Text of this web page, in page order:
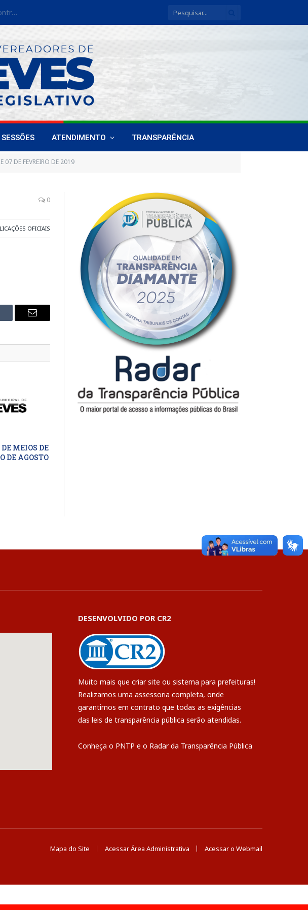
Vereadoras de Breves fortalecem liderança feminina em encontro estadual
SESSÕES ATENDIMENTO TRANSPARÊNCIA
07 DE FEVREIRO DE 2019
0
OFICIAIS
E-
MEIOS DE
DE AGOSTO
DESENVOLVIDO POR CR2
Muito mais que criar site ou sistema para prefeituras!
Realizamos uma assessoria completa, onde
garantimos em contrato que todas as exigências
das leis de transparência pública serão atendidas.
Conheça o PNTP e o Radar da Transparência Pública
Mapa do Site Acessar Área Administrativa Acessar o Webmail